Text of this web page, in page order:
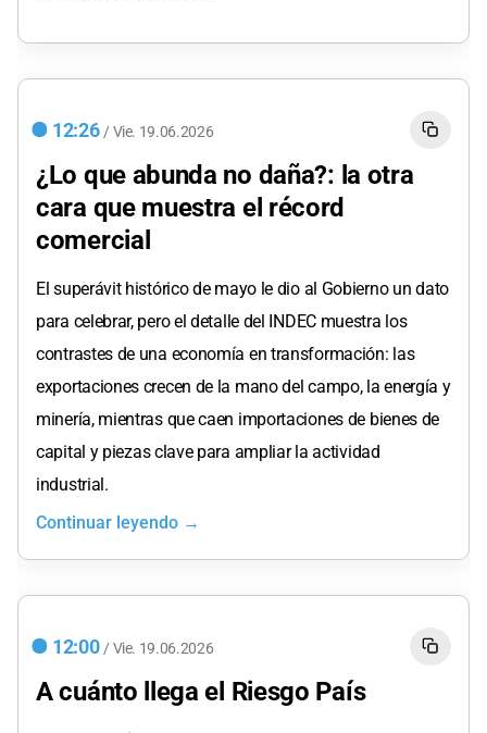
12:26 / Vie. 19.06.2026
¿Lo que abunda no daña?: la otra
cara que muestra el récord
comercial
El superávit histórico de mayo le dio al Gobierno un dato
para celebrar, pero el detalle del INDEC muestra los
contrastes de una economía en transformación: las
exportaciones crecen de la mano del campo, la energía y
minería, mientras que caen importaciones de bienes de
capital y piezas clave para ampliar la actividad
industrial.
Continuar leyendo →
12:00 / Vie. 19.06.2026
A cuánto llega el Riesgo País